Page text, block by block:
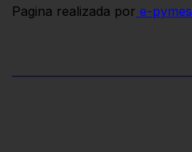
Pagina realizada por e-pymes